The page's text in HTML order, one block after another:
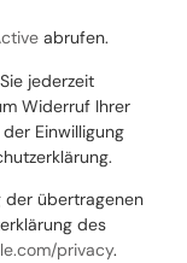
abrufen.
jederzeit
Widerruf Ihrer
Einwilligung
der übertragenen
des
privacy.